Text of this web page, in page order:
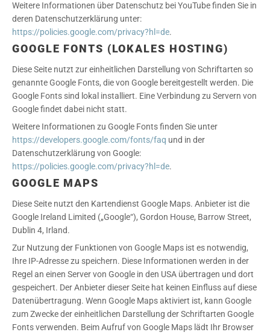
Weitere Informationen über Datenschutz bei YouTube finden Sie in
deren Datenschutzerklärung unter:
https://policies.google.com/privacy?hl=de.
GOOGLE FONTS (LOKALES HOSTING)
Diese Seite nutzt zur einheitlichen Darstellung von Schriftarten so
genannte Google Fonts, die von Google bereitgestellt werden. Die
Google Fonts sind lokal installiert. Eine Verbindung zu Servern von
Google findet dabei nicht statt.
Weitere Informationen zu Google Fonts finden Sie unter
https://developers.google.com/fonts/faq und in der
Datenschutzerklärung von Google:
https://policies.google.com/privacy?hl=de.
GOOGLE MAPS
Diese Seite nutzt den Kartendienst Google Maps. Anbieter ist die
Google Ireland Limited („Google“), Gordon House, Barrow Street,
Dublin 4, Irland.
Zur Nutzung der Funktionen von Google Maps ist es notwendig,
Ihre IP-Adresse zu speichern. Diese Informationen werden in der
Regel an einen Server von Google in den USA übertragen und dort
gespeichert. Der Anbieter dieser Seite hat keinen Einfluss auf diese
Datenübertragung. Wenn Google Maps aktiviert ist, kann Google
zum Zwecke der einheitlichen Darstellung der Schriftarten Google
Fonts verwenden. Beim Aufruf von Google Maps lädt Ihr Browser